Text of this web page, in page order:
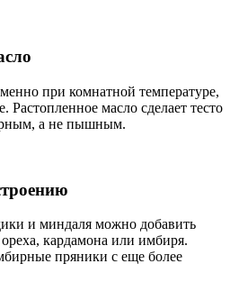
при комнатной температуре,
Растопленное масло сделает тесто
а не пышным.
и миндаля можно добавить
кардамона или имбиря.
пряники с еще более